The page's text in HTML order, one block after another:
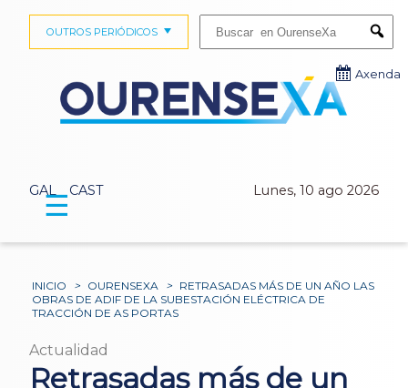
GAL CAST Lunes, 10 ago 2026
OUTROS PERIÓDICOS
Axenda
☰
INICIO > OURENSEXA > RETRASADAS MÁS DE UN AÑO LAS
OBRAS DE ADIF DE LA SUBESTACIÓN ELÉCTRICA DE
TRACCIÓN DE AS PORTAS
Actualidad
Retrasadas más de un